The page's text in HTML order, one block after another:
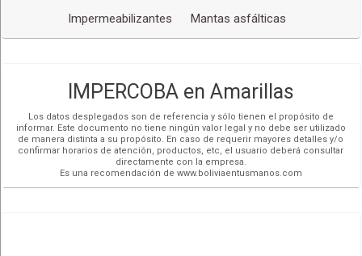
Impermeabilizantes Mantas asfálticas
IMPERCOBA en Amarillas
Los datos desplegados son de referencia y sólo tienen el propósito de
informar. Este documento no tiene ningún valor legal y no debe ser utilizado
de manera distinta a su propósito. En caso de requerir mayores detalles y/o
confirmar horarios de atención, productos, etc, el usuario deberá consultar
directamente con la empresa.
Es una recomendación de www.boliviaentusmanos.com